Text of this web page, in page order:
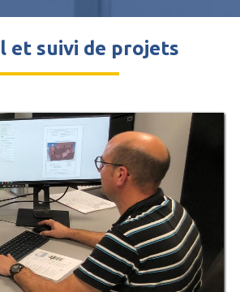
et suivi de projets